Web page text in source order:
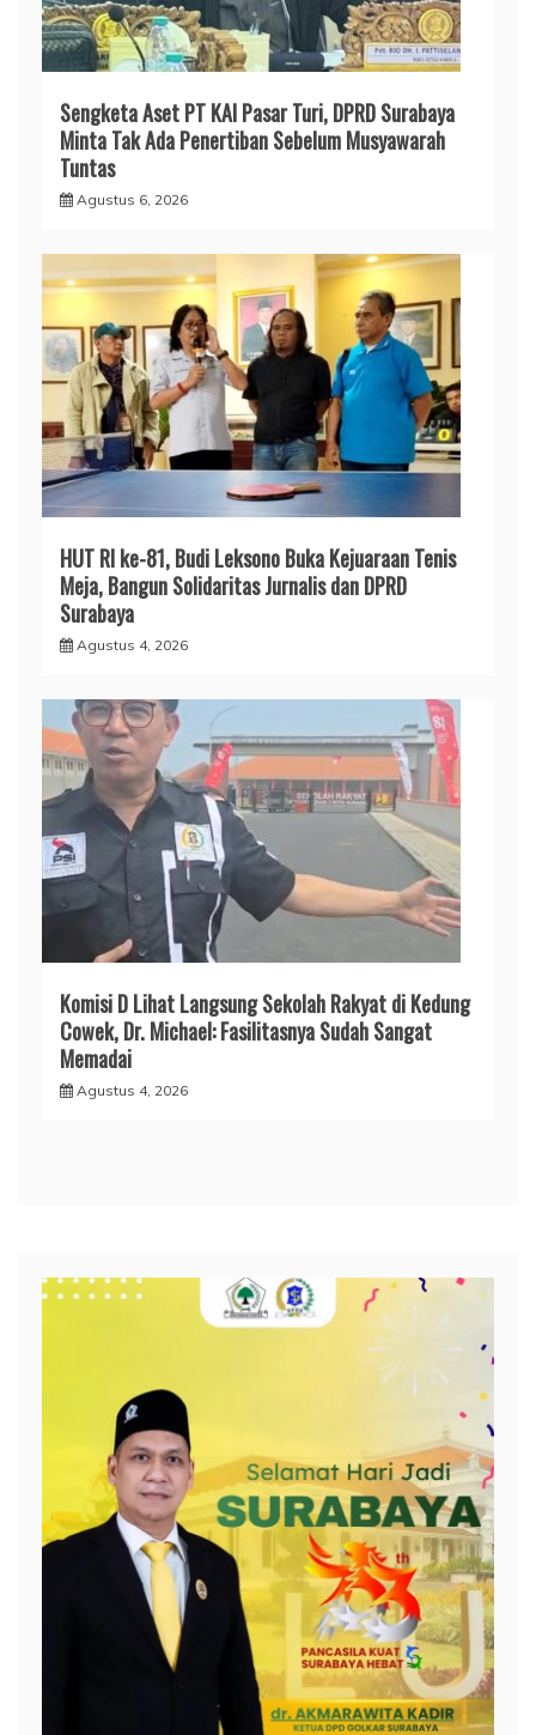
Sengketa Aset PT KAI Pasar Turi, DPRD Surabaya
Minta Tak Ada Penertiban Sebelum Musyawarah
Tuntas
Agustus 6, 2026
HUT RI ke-81, Budi Leksono Buka Kejuaraan Tenis
Meja, Bangun Solidaritas Jurnalis dan DPRD
Surabaya
Agustus 4, 2026
Komisi D Lihat Langsung Sekolah Rakyat di Kedung
Cowek, Dr. Michael: Fasilitasnya Sudah Sangat
Memadai
Agustus 4, 2026